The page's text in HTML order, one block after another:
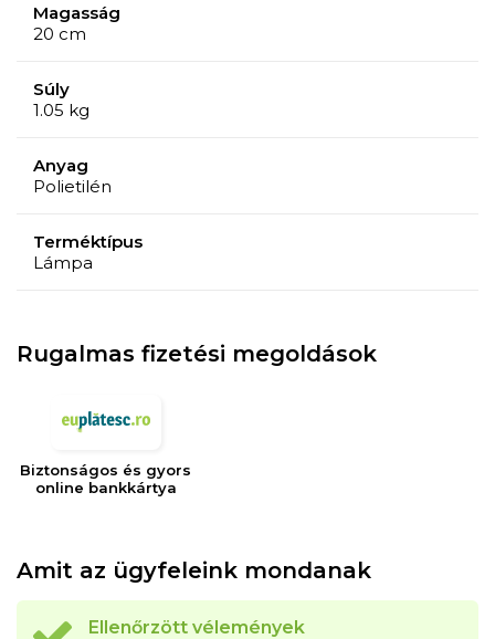
Magasság
20 cm
Súly
1.05 kg
Anyag
Polietilén
Terméktípus
Lámpa
Rugalmas fizetési megoldások
Biztonságos és gyors
online bankkártya
Amit az ügyfeleink mondanak
Ellenőrzött vélemények